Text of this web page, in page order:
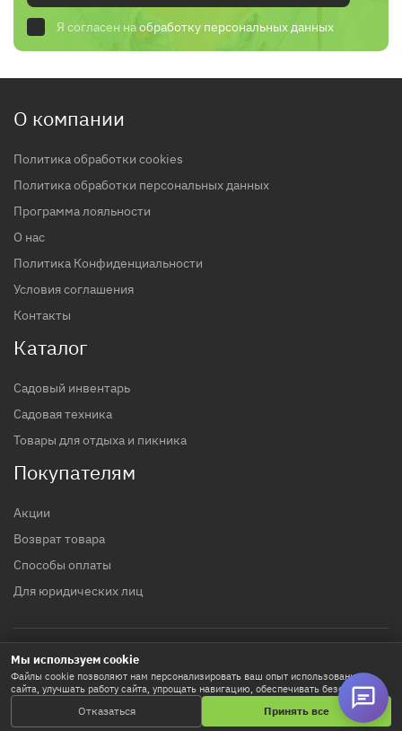
Я согласен наобработку персональных данных
О компании
Политика обработки cookies
Политика обработки персональных данных
Программа лояльности
О нас
Политика Конфиденциальности
Условия соглашения
Контакты
Каталог
Садовый инвентарь
Садовая техника
Товары для отдыха и пикника
Покупателям
Акции
Возврат товара
Способы оплаты
Для юридических лиц
© 2017 - 2026 гг. Строительный магазин INTTOOLS
Политика конфиденциальности
Мы используем cookie
Файлы cookie позволяют нам персонализировать ваш опыт использования
сайта, улучшать работу сайта, упрощать навигацию, обеспечивать безопасность
и используются для маркетинговых активностей. Нажимая «Принять все», вы
соглашаетесь на хранение cookie-файлов. Кнопка «Настроить» позволяет
выбрать предпочтения. Подробнее вПолитике использования Cookie.
Отказаться Принять все